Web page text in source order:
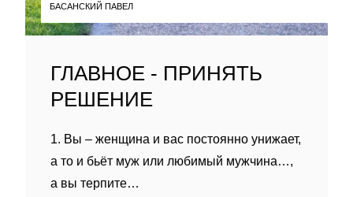
БАСАНСКИЙ ПАВЕЛ
ГЛАВНОЕ - ПРИНЯТЬ
РЕШЕНИЕ
1. Вы – женщина и вас постоянно унижает,
а то и бьёт муж или любимый мужчина…,
а вы терпите…